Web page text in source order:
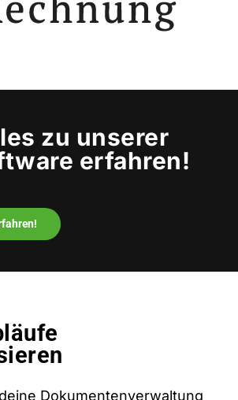
zu unserer
erfahren!
Dokumentenverwaltung